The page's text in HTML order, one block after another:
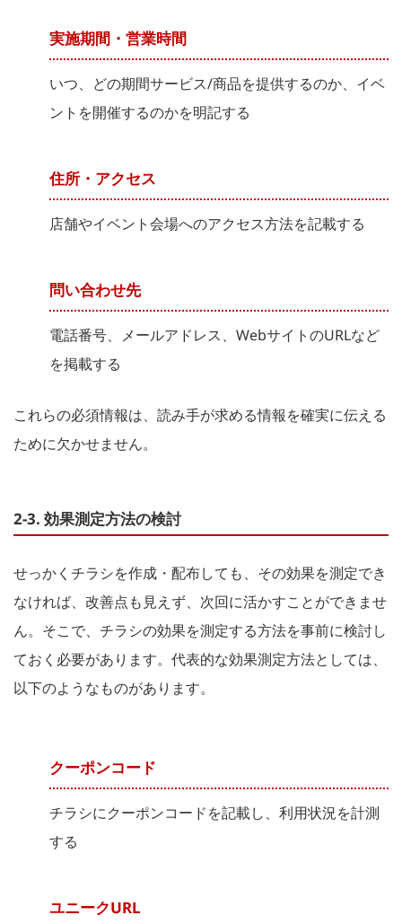
実施期間・営業時間
いつ、どの期間サービス/商品を提供するのか、イベ
ントを開催するのかを明記する
住所・アクセス
店舗やイベント会場へのアクセス方法を記載する
問い合わせ先
電話番号、メールアドレス、WebサイトのURLなど
を掲載する
これらの必須情報は、読み手が求める情報を確実に伝える
ために欠かせません。
2-3. 効果測定方法の検討
せっかくチラシを作成・配布しても、その効果を測定でき
なければ、改善点も見えず、次回に活かすことができませ
ん。そこで、チラシの効果を測定する方法を事前に検討し
ておく必要があります。代表的な効果測定方法としては、
以下のようなものがあります。
クーポンコード
チラシにクーポンコードを記載し、利用状況を計測
する
ユニークURL